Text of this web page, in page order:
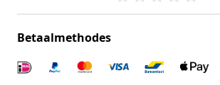
Betaalmethodes